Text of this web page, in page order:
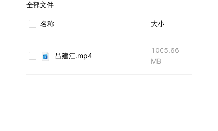
全部文件
名称 大小
吕建江.mp4
1005.66
MB